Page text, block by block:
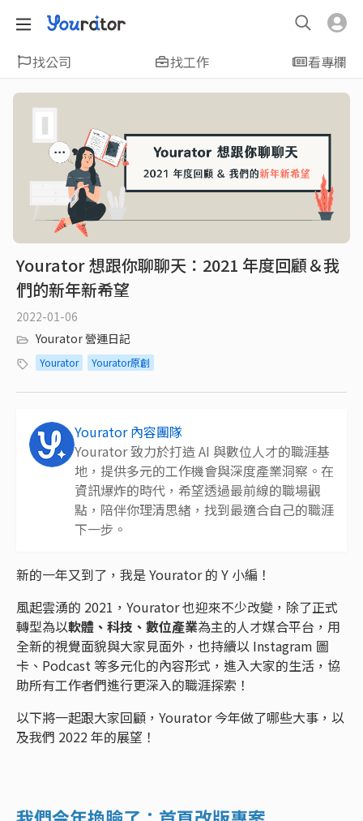
找公司 找工作 看專欄
Yourator 想跟你聊聊天：2021 年度回顧＆我
們的新年新希望
2022-01-06
Yourator 營運日記
Yourator Yourator原創
Yourator 內容團隊
Yourator 致力於打造 AI 與數位人才的職涯基
地，提供多元的工作機會與深度產業洞察。在
資訊爆炸的時代，希望透過最前線的職場觀
點，陪伴你理清思緒，找到最適合自己的職涯
下一步。
新的一年又到了，我是 Yourator 的 Y 小編！
風起雲湧的 2021，Yourator 也迎來不少改變，除了正式
轉型為以軟體、科技、數位產業為主的人才媒合平台，用
全新的視覺面貌與大家見面外，也持續以 Instagram 圖
卡、Podcast 等多元化的內容形式，進入大家的生活，協
助所有工作者們進行更深入的職涯探索！
以下將一起跟大家回顧，Yourator 今年做了哪些大事，以
及我們 2022 年的展望！